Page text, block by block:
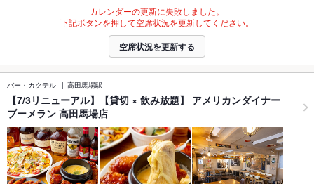
カレンダーの更新に失敗しました。
下記ボタンを押して空席状況を更新してください。
空席状況を更新する
バー・カクテル 高田馬場駅
【7/3リニューアル】【貸切 × 飲み放題】 アメリカンダイナー
ブーメラン 高田馬場店